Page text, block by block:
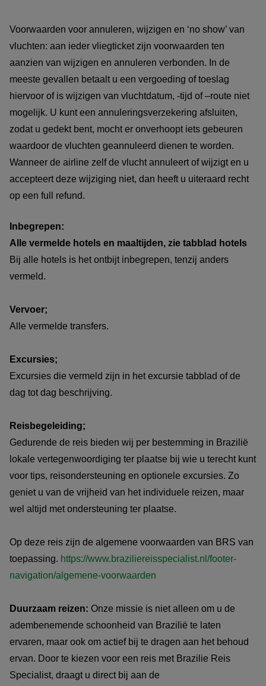
Voorwaarden voor annuleren, wijzigen en ‘no show’ van
vluchten: aan ieder vliegticket zijn voorwaarden ten
aanzien van wijzigen en annuleren verbonden. In de
meeste gevallen betaalt u een vergoeding of toeslag
hiervoor of is wijzigen van vluchtdatum, -tijd of –route niet
mogelijk. U kunt een annuleringsverzekering afsluiten,
zodat u gedekt bent, mocht er onverhoopt iets gebeuren
waardoor de vluchten geannuleerd dienen te worden.
Wanneer de airline zelf de vlucht annuleert of wijzigt en u
accepteert deze wijziging niet, dan heeft u uiteraard recht
op een full refund.
Inbegrepen:
Alle vermelde hotels en maaltijden, zie tabblad hotels
Bij alle hotels is het ontbijt inbegrepen, tenzij anders
vermeld.
Vervoer;
Alle vermelde transfers.
Excursies;
Excursies die vermeld zijn in het excursie tabblad of de
dag tot dag beschrijving.
Reisbegeleiding;
Gedurende de reis bieden wij per bestemming in Brazilië
lokale vertegenwoordiging ter plaatse bij wie u terecht kunt
voor tips, reisondersteuning en optionele excursies. Zo
geniet u van de vrijheid van het individuele reizen, maar
wel altijd met ondersteuning ter plaatse.
Op deze reis zijn de algemene voorwaarden van BRS van
toepassing. https://www.braziliereisspecialist.nl/footer-
navigation/algemene-voorwaarden
Duurzaam reizen: Onze missie is niet alleen om u de
adembenemende schoonheid van Brazilië te laten
ervaren, maar ook om actief bij te dragen aan het behoud
ervan. Door te kiezen voor een reis met Brazilie Reis
Specialist, draagt u direct bij aan de